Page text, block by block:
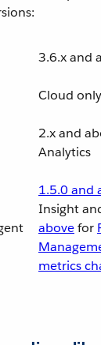
3.6.x and
Cloud
2.x and
Analytics
1.5.0 and
Insight
abovefor
metrics